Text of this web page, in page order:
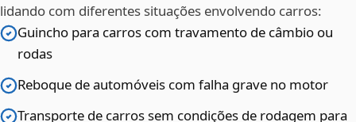
lidando com diferentes situações envolvendo carros:
Guincho para carros com travamento de câmbio ou
rodas
Reboque de automóveis com falha grave no motor
Transporte de carros sem condições de rodagem para